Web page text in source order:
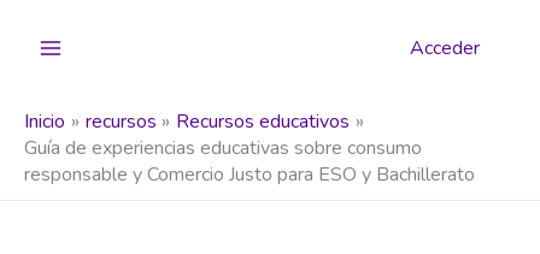
Acceder
Inicio recursos
Recursos educativos
Guía de experiencias educativas sobre consumo
responsable y Comercio Justo para ESO y Bachillerato